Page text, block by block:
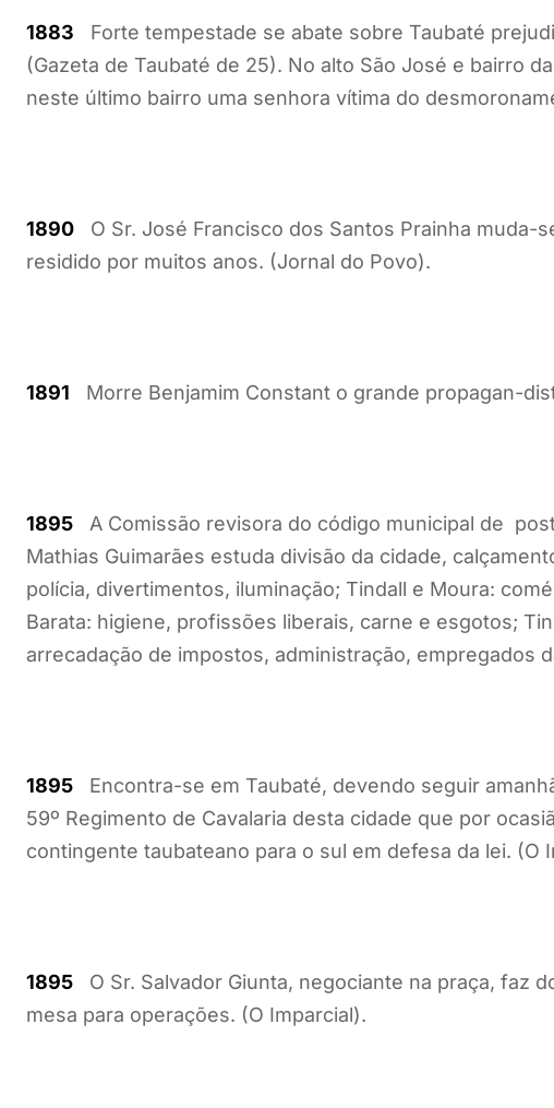
1883 Forte tempestade se abate sobre Taubaté
(Gazeta de Taubaté de 25). No alto São José e bairro
neste último bairro uma senhora vítima do
1890 O Sr. José Francisco dos Santos Prainha muda-
residido por muitos anos. (Jornal do Povo).
1891 Morre Benjamim Constant o grande propagan-
1895 A Comissão revisora do código municipal de
Mathias Guimarães estuda divisão da cidade,
polícia, divertimentos, iluminação; Tindall e Moura:
Barata: higiene, profissões liberais, carne e esgotos;
arrecadação de impostos, administração, empregados
1895 Encontra-se em Taubaté, devendo seguir
59º Regimento de Cavalaria desta cidade que por
contingente taubateano para o sul em defesa da lei. (O
1895 O Sr. Salvador Giunta, negociante na praça, faz
mesa para operações. (O Imparcial).